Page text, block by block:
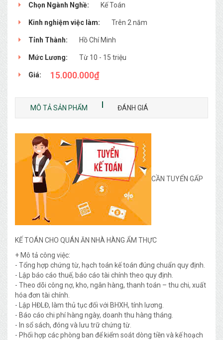
Chọn Ngành Nghề: Kế Toán
Kinh nghiệm việc làm: Trên 2 năm
Tỉnh Thành: Hồ Chí Minh
Mức Lương: Từ 10 - 15 triệu
Giá: 15.000.000₫
MÔ TẢ SẢN PHẨM ĐÁNH GIÁ
CẦN TUYỂN GẤP
KẾ TOÁN CHO QUÁN ĂN NHÀ HÀNG ẨM THỰC
+ Mô tả công việc:
- Tổng hợp chứng từ, hạch toán kế toán đúng chuẩn quy định.
- Lập báo cáo thuế, báo cáo tài chính theo quy định.
- Theo dõi công nợ, kho, ngân hàng, thanh toán – thu chi, xuất
hóa đơn tài chính.
- Lập HĐLĐ, làm thủ tục đối với BHXH, tính lương.
- Báo cáo chi phí hàng ngày, doanh thu hàng tháng.
- In sổ sách, đóng và lưu trữ chứng từ.
- Phối hợp các phòng ban để kiểm soát dòng tiền và kế hoạch